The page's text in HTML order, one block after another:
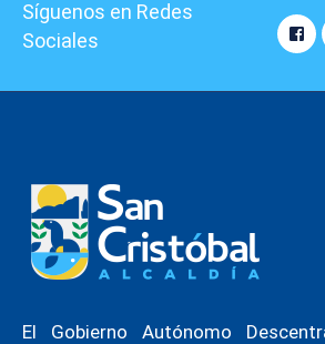
Síguenos en Redes
Sociales
El Gobierno Autónomo